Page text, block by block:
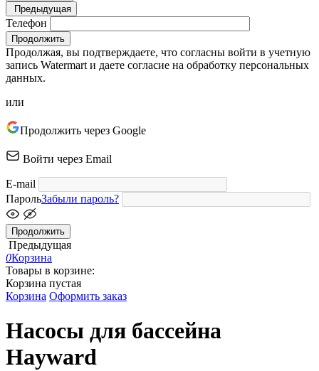
Предыдущая
Телефон
Продолжить
Продолжая, вы подтверждаете, что согласны войти в учетную
запись Watermart и даете согласие на обработку персональных
данных.
или
Продолжить через Google
Войти через Email
E-mail
ПарольЗабыли пароль?
Продолжить
Предыдущая
0Корзина
Товары в корзине:
Корзина пустая
Корзина Оформить заказ
Насосы для бассейна
Hayward